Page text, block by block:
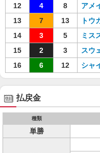
12
4 8 アメ
13
7 13 トウ
14
3 5 ミス
15
2 3 スウ
16
6 12 シャ
払戻金
種類
単勝